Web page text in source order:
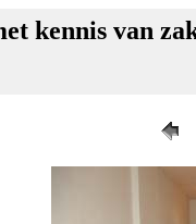
kennis van